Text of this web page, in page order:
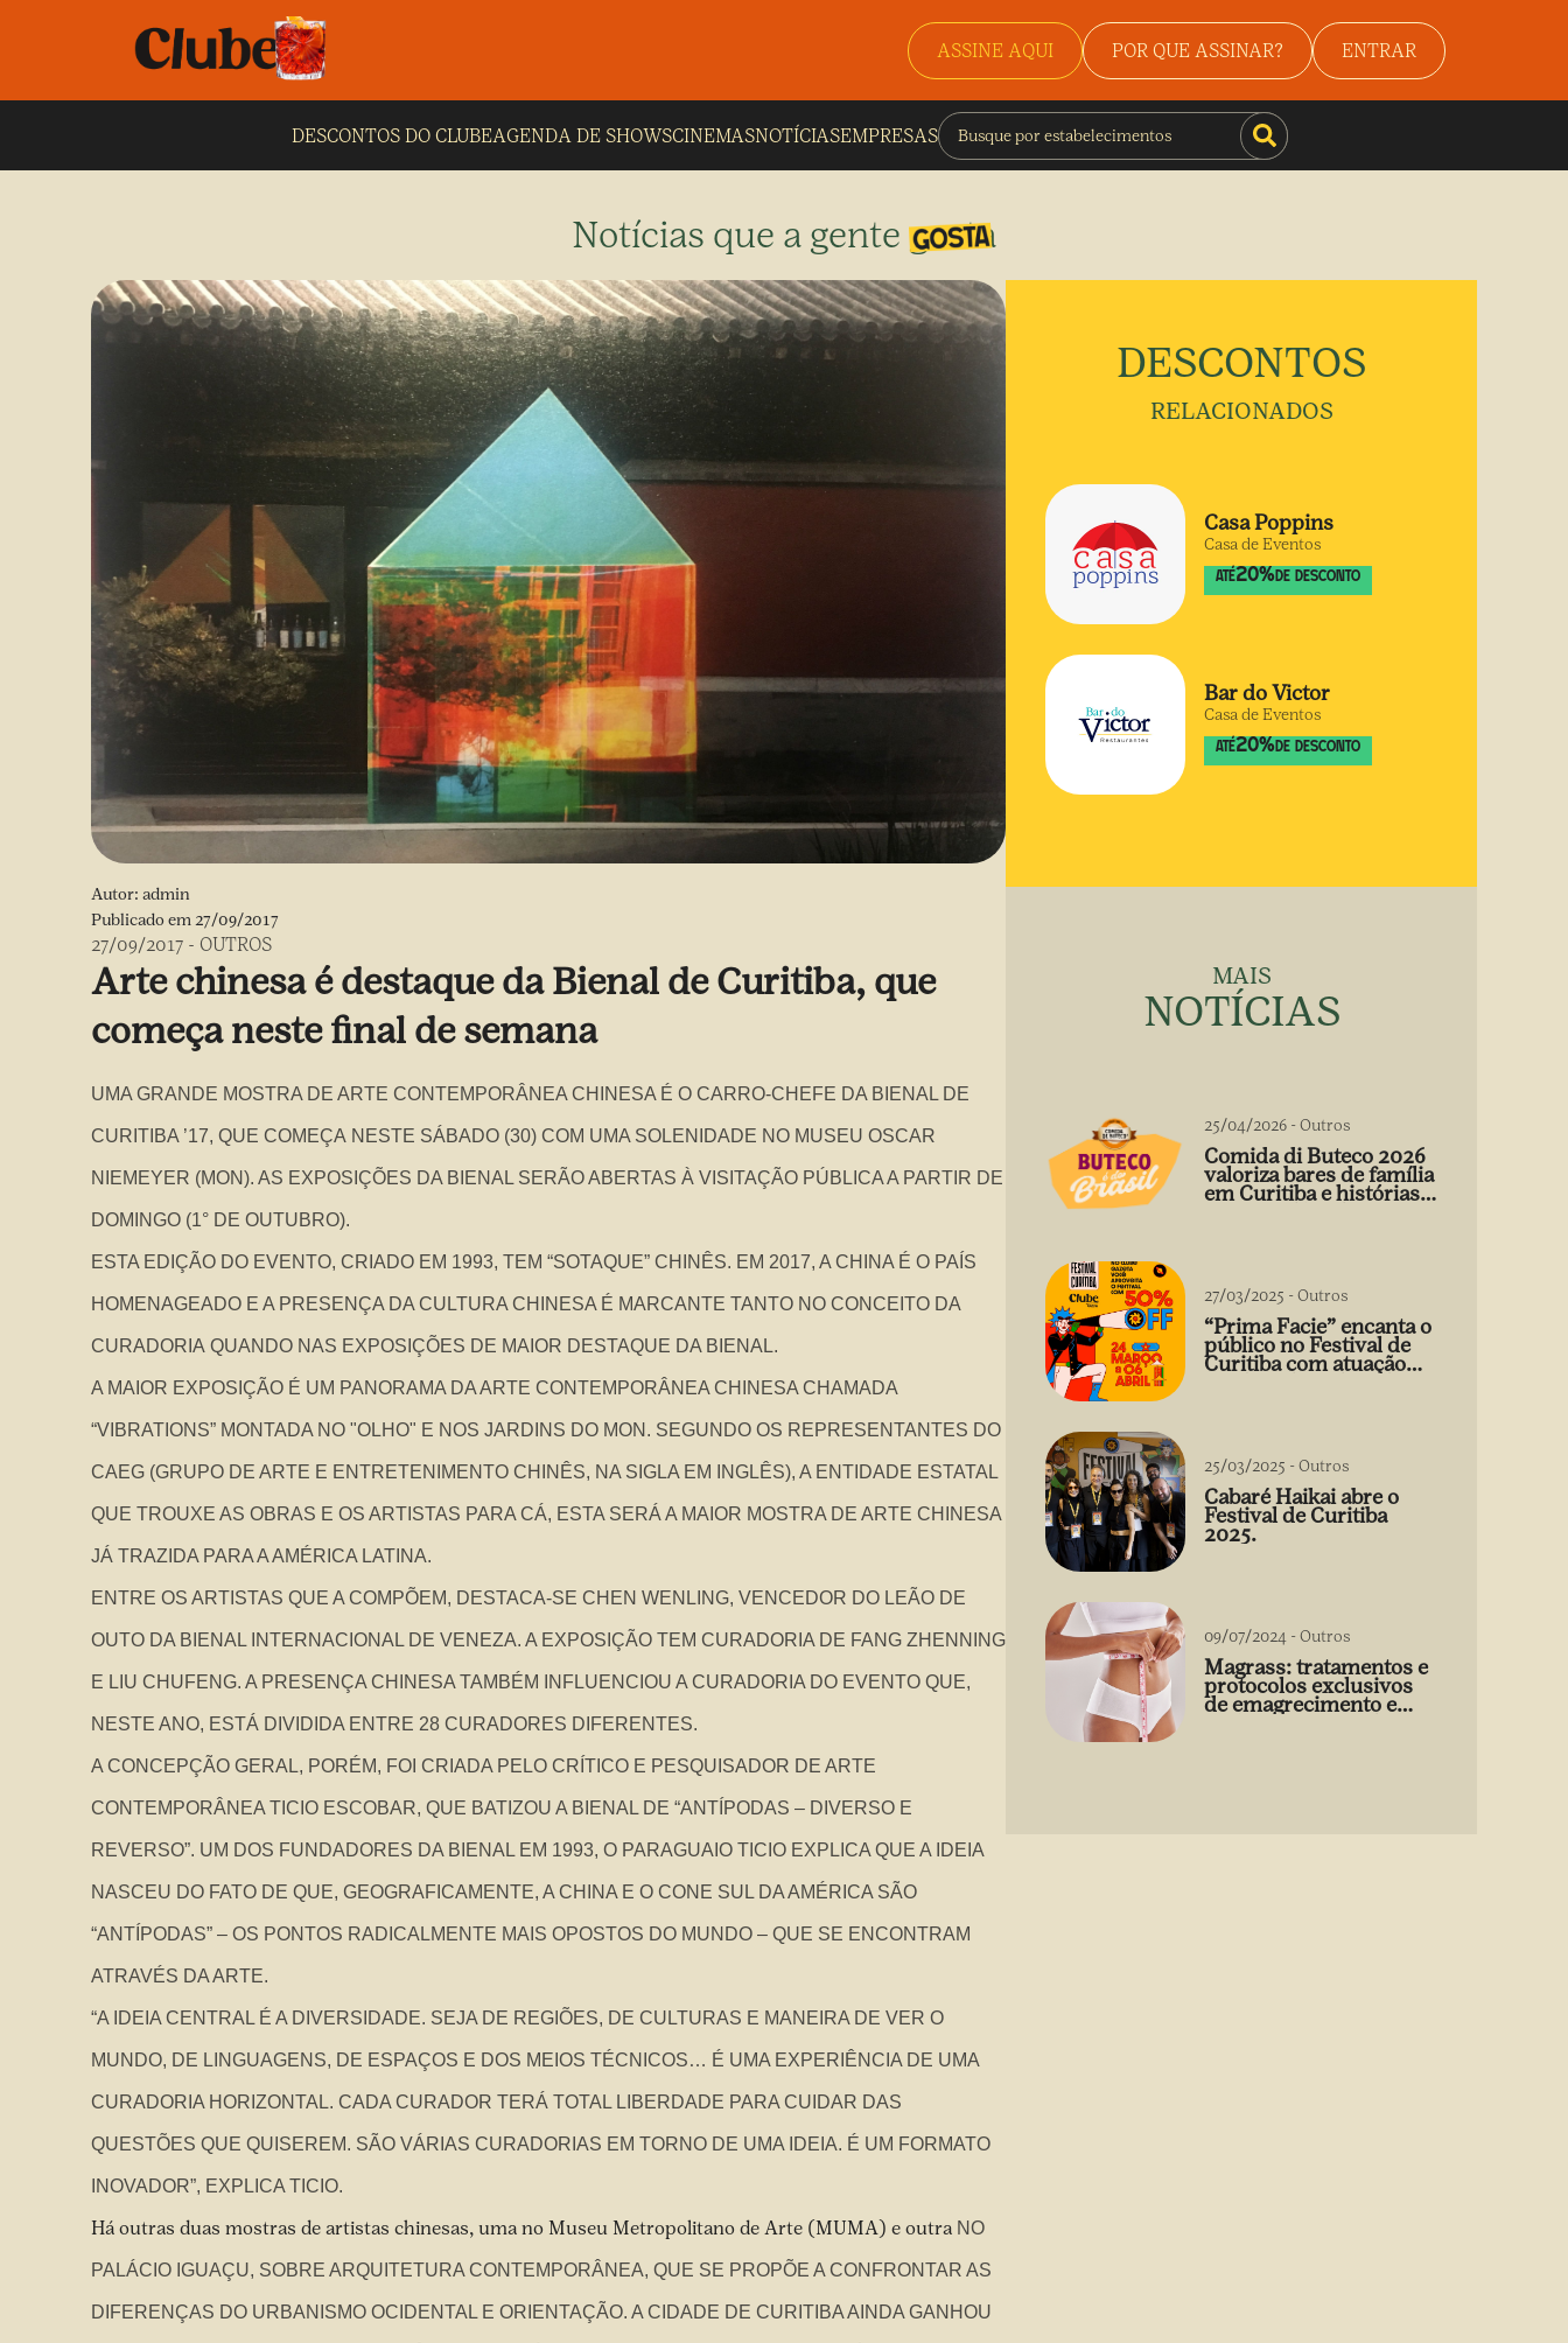
ASSINE AQUI POR QUE ASSINAR? ENTRAR
DESCONTOS DO CLUBEAGENDA DE SHOWSCINEMASNOTÍCIASEMPRESAS
Notícias que a gente gosta
Autor: admin
Publicado em27/09/2017
27/09/2017 - OUTROS
Arte chinesa é destaque da Bienal de Curitiba, que
começa neste final de semana
UMA GRANDE MOSTRA DE ARTE CONTEMPORÂNEA CHINESA É O CARRO-CHEFE DA BIENAL DE
CURITIBA ’17, QUE COMEÇA NESTE SÁBADO (30) COM UMA SOLENIDADE NO MUSEU OSCAR
NIEMEYER (MON). AS EXPOSIÇÕES DA BIENAL SERÃO ABERTAS À VISITAÇÃO PÚBLICA A PARTIR DE
DOMINGO (1° DE OUTUBRO).
ESTA EDIÇÃO DO EVENTO, CRIADO EM 1993, TEM “SOTAQUE” CHINÊS. EM 2017, A CHINA É O PAÍS
HOMENAGEADO E A PRESENÇA DA CULTURA CHINESA É MARCANTE TANTO NO CONCEITO DA
CURADORIA QUANDO NAS EXPOSIÇÕES DE MAIOR DESTAQUE DA BIENAL.
A MAIOR EXPOSIÇÃO É UM PANORAMA DA ARTE CONTEMPORÂNEA CHINESA CHAMADA
“VIBRATIONS” MONTADA NO "OLHO" E NOS JARDINS DO MON. SEGUNDO OS REPRESENTANTES DO
CAEG (GRUPO DE ARTE E ENTRETENIMENTO CHINÊS, NA SIGLA EM INGLÊS), A ENTIDADE ESTATAL
QUE TROUXE AS OBRAS E OS ARTISTAS PARA CÁ, ESTA SERÁ A MAIOR MOSTRA DE ARTE CHINESA
JÁ TRAZIDA PARA A AMÉRICA LATINA.
ENTRE OS ARTISTAS QUE A COMPÕEM, DESTACA-SE CHEN WENLING, VENCEDOR DO LEÃO DE
OUTO DA BIENAL INTERNACIONAL DE VENEZA. A EXPOSIÇÃO TEM CURADORIA DE FANG ZHENNING
E LIU CHUFENG. A PRESENÇA CHINESA TAMBÉM INFLUENCIOU A CURADORIA DO EVENTO QUE,
NESTE ANO, ESTÁ DIVIDIDA ENTRE 28 CURADORES DIFERENTES.
A CONCEPÇÃO GERAL, PORÉM, FOI CRIADA PELO CRÍTICO E PESQUISADOR DE ARTE
CONTEMPORÂNEA TICIO ESCOBAR, QUE BATIZOU A BIENAL DE “ANTÍPODAS – DIVERSO E
REVERSO”. UM DOS FUNDADORES DA BIENAL EM 1993, O PARAGUAIO TICIO EXPLICA QUE A IDEIA
NASCEU DO FATO DE QUE, GEOGRAFICAMENTE, A CHINA E O CONE SUL DA AMÉRICA SÃO
“ANTÍPODAS” – OS PONTOS RADICALMENTE MAIS OPOSTOS DO MUNDO – QUE SE ENCONTRAM
ATRAVÉS DA ARTE.
“A IDEIA CENTRAL É A DIVERSIDADE. SEJA DE REGIÕES, DE CULTURAS E MANEIRA DE VER O
MUNDO, DE LINGUAGENS, DE ESPAÇOS E DOS MEIOS TÉCNICOS… É UMA EXPERIÊNCIA DE UMA
CURADORIA HORIZONTAL. CADA CURADOR TERÁ TOTAL LIBERDADE PARA CUIDAR DAS
QUESTÕES QUE QUISEREM. SÃO VÁRIAS CURADORIAS EM TORNO DE UMA IDEIA. É UM FORMATO
INOVADOR”, EXPLICA TICIO.
Há outras duas mostras de artistas chinesas, uma no Museu Metropolitano de Arte (MUMA) e outra NO
PALÁCIO IGUAÇU, SOBRE ARQUITETURA CONTEMPORÂNEA, QUE SE PROPÕE A CONFRONTAR AS
DIFERENÇAS DO URBANISMO OCIDENTAL E ORIENTAÇÃO. A CIDADE DE CURITIBA AINDA GANHOU
DESCONTOS
RELACIONADOS
Casa Poppins
Casa de Eventos
ATÉ20%DE DESCONTO
Bar do Victor
Casa de Eventos
ATÉ20%DE DESCONTO
MAIS
NOTÍCIAS
25/04/2026 -Outros
Comida di Buteco 2026
valoriza bares de família
em Curitiba e histórias
27/03/2025 -Outros
“Prima Facie” encanta o
público no Festival de
Curitiba com atuação
arrebatadora de Débora
25/03/2025 -Outros
Cabaré Haikai abre o
Festival de Curitiba
2025.
09/07/2024 -Outros
Magrass: tratamentos e
protocolos exclusivos
de emagrecimento e
estética sem uso de